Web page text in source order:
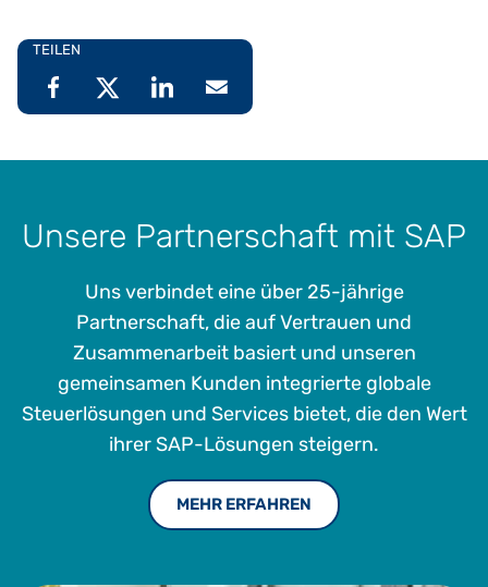
TEILEN
Unsere Partnerschaft mit SAP
Uns verbindet eine über 25-jährige
Partnerschaft, die auf Vertrauen und
Zusammenarbeit basiert und unseren
gemeinsamen Kunden integrierte globale
Steuerlösungen und Services bietet, die den Wert
ihrer SAP-Lösungen steigern.
MEHR ERFAHREN